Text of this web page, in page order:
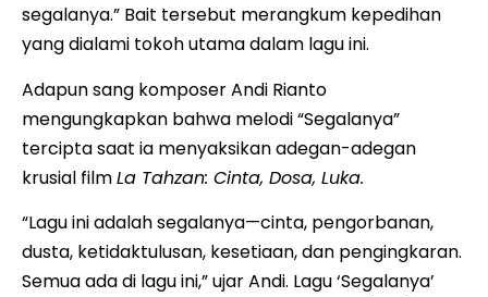
segalanya.” Bait tersebut merangkum kepedihan
yang dialami tokoh utama dalam lagu ini.
Adapun sang komposer Andi Rianto
mengungkapkan bahwa melodi “Segalanya”
tercipta saat ia menyaksikan adegan-adegan
krusial filmLa Tahzan: Cinta, Dosa, Luka.
“Lagu ini adalah segalanya—cinta, pengorbanan,
dusta, ketidaktulusan, kesetiaan, dan pengingkaran.
Semua ada di lagu ini,” ujar Andi. Lagu ‘Segalanya’